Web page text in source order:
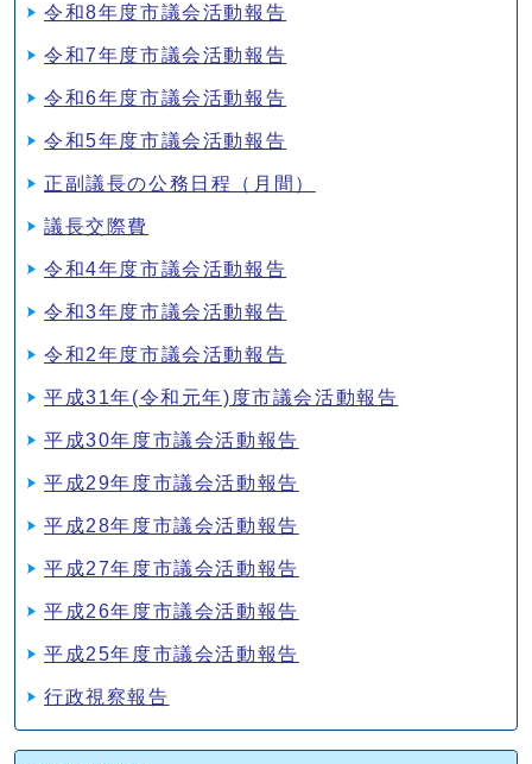
令和8年度市議会活動報告
令和7年度市議会活動報告
令和6年度市議会活動報告
令和5年度市議会活動報告
正副議長の公務日程（月間）
議長交際費
令和4年度市議会活動報告
令和3年度市議会活動報告
令和2年度市議会活動報告
平成31年(令和元年)度市議会活動報告
平成30年度市議会活動報告
平成29年度市議会活動報告
平成28年度市議会活動報告
平成27年度市議会活動報告
平成26年度市議会活動報告
平成25年度市議会活動報告
行政視察報告